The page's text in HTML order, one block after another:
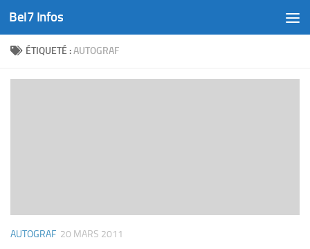
Skip to content
Bel7 Infos
ÉTIQUETÉ :AUTOGRAF
AUTOGRAF 20 MARS 2011